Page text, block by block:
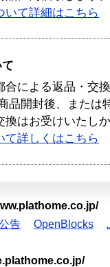
いて詳細はこちら
合による返品・交
品開封後、または
換はお受けいたし
て詳しくはこちら
告 OpenBlocks